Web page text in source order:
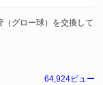
グロー球）を交換して
64,924ビュー